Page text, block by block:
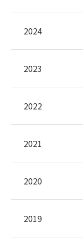
2024
2023
2022
2021
2020
2019